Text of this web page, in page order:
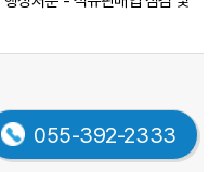
055-392-2333